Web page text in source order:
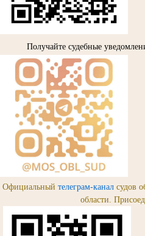
Получайте судебные
Официальный телеграм-канал судов
области.